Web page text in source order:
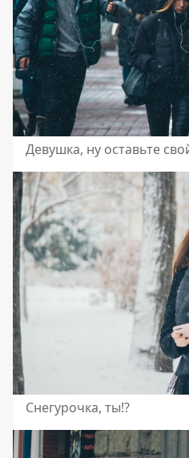
Девушка, ну оставьте
Снегурочка, ты!?